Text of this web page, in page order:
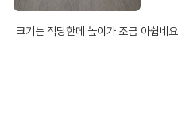
크기는 적당한데 높이가 조금 아쉽네요